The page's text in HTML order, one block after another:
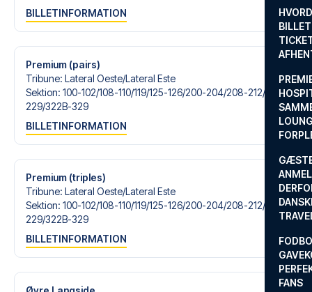
FANS
BILLETINFORMATION
Premium (pairs)
Tribune: Lateral Oeste/​Lateral Este
Sektion: 100-102/​108-110/​119/​125-126/​200-204/​208-212/​223/​
229/​322B-329
BILLETINFORMATION
Premium (triples)
Tribune: Lateral Oeste/​Lateral Este
Sektion: 100-102/​108-110/​119/​125-126/​200-204/​208-212/​223/​
229/​322B-329
BILLETINFORMATION